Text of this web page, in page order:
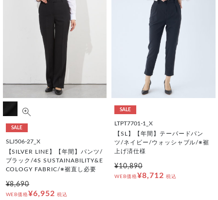
SALE
SLJ506-27_X
【SILVER LINE】【年間】パンツ/
ブラック/4S SUSTAINABILITY&E
COLOGY FABRIC/※裾直し必要
¥8,690
WEB価格¥6,952 税込
SALE
LTPT7701-1_X
【SL】【年間】テーパードパン
ツ/ネイビー/ウォッシャブル/※裾
上げ済仕様
¥10,890
WEB価格¥8,712 税込